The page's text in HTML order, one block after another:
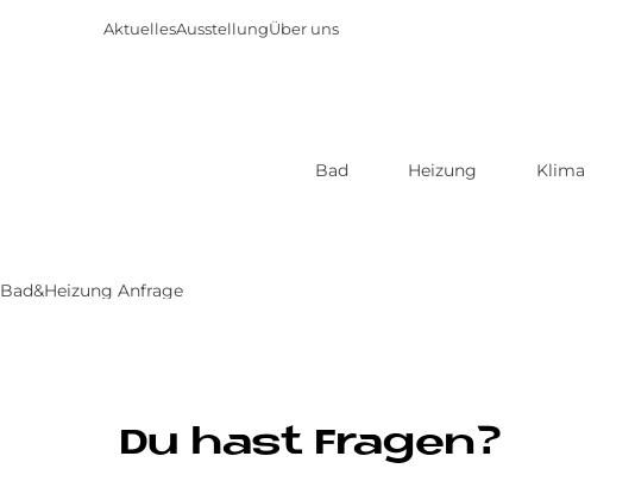
AktuellesAusstellungÜber uns
Bad Heizung Klima
Bad&Heizung Anfrage
Du hast Fragen?